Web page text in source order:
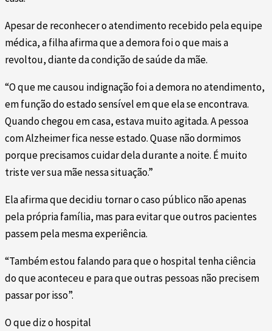
Apesar de reconhecer o atendimento recebido pela equipe
médica, a filha afirma que a demora foi o que mais a
revoltou, diante da condição de saúde da mãe.
“O que me causou indignação foi a demora no atendimento,
em função do estado sensível em que ela se encontrava.
Quando chegou em casa, estava muito agitada. A pessoa
com Alzheimer fica nesse estado. Quase não dormimos
porque precisamos cuidar dela durante a noite. É muito
triste ver sua mãe nessa situação.”
Ela afirma que decidiu tornar o caso público não apenas
pela própria família, mas para evitar que outros pacientes
passem pela mesma experiência.
“Também estou falando para que o hospital tenha ciência
do que aconteceu e para que outras pessoas não precisem
passar por isso”.
O que diz o hospital